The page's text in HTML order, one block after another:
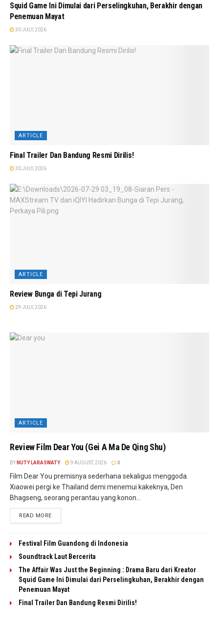
Squid Game Ini Dimulai dari Perselingkuhan, Berakhir dengan
Penemuan Mayat
30 JULY, 2026
ARTICLE
Final Trailer Dan Bandung Resmi Dirilis!
30 JULY, 2026
ARTICLE
Review Bunga di Tepi Jurang
29 JULY, 2026
ARTICLE
Review Film Dear You (Gei A Ma De Qing Shu)
BY NUTY LARASWATY 9 AUGUST, 2026 0
Film Dear You premisnya sederhana sekaligus menggoda.
Xiaowei pergi ke Thailand demi menemui kakeknya, Den
Bhagseng, seorang perantau yang konon...
READ MORE
Festival Film Guandong di Indonesia
Soundtrack Laut Bercerita
The Affair Was Just the Beginning : Drama Baru dari Kreator
Squid Game Ini Dimulai dari Perselingkuhan, Berakhir dengan
Penemuan Mayat
Final Trailer Dan Bandung Resmi Dirilis!